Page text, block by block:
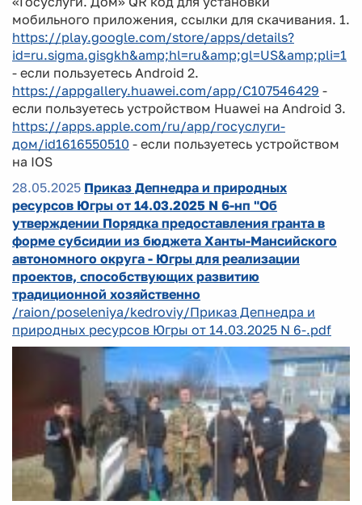
мобильного приложения, ссылки для скачивания. 1.
https://play.google.com/store/apps/details?
id=ru.sigma.gisgkh&amp;hl=ru&amp;gl=US&amp;pli=1
- если пользуетесь Android 2.
https://appgallery.huawei.com/app/C107546429 -
если пользуетесь устройством Huawei на Android 3.
https://apps.apple.com/ru/app/госуслуги-
дом/id1616550510 - если пользуетесь устройством
на IOS
28.05.2025 Приказ Депнедра и природных
ресурсов Югры от 14.03.2025 N 6-нп "Об
утверждении Порядка предоставления гранта в
форме субсидии из бюджета Ханты-Мансийского
автономного округа - Югры для реализации
проектов, способствующих развитию
традиционной хозяйственно
/raion/poseleniya/kedroviy/Приказ Депнедра и
природных ресурсов Югры от 14.03.2025 N 6-.pdf